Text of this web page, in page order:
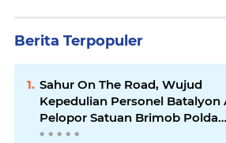
Berita Terpopuler
Sahur On The Road, Wujud
Kepedulian Personel Batalyon
Pelopor Satuan Brimob Polda
Sumut di Dini Hari Ramadhan